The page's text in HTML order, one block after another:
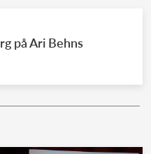
på Ari Behns